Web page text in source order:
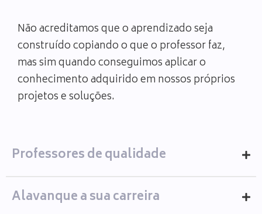
Não acreditamos que o aprendizado seja
construído copiando o que o professor faz,
mas sim quando conseguimos aplicar o
conhecimento adquirido em nossos próprios
projetos e soluções.
Professores de qualidade
Alavanque a sua carreira